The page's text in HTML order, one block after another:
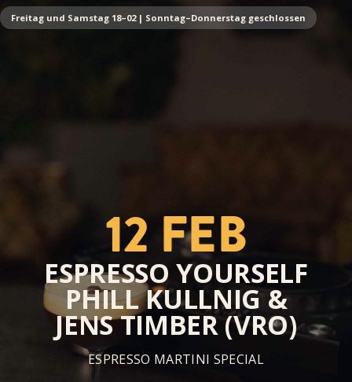
Freitag und Samstag 18–02 | Sonntag–Donnerstag geschlossen
12 FEB
ESPRESSO YOURSELF
PHILL KULLNIG &
JENS TIMBER (VRO)
ESPRESSO MARTINI SPECIAL